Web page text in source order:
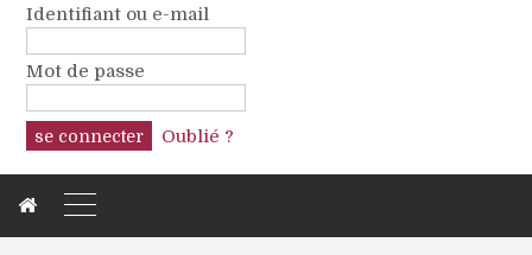
Identifiant ou e-mail
Mot de passe
Oublié ?